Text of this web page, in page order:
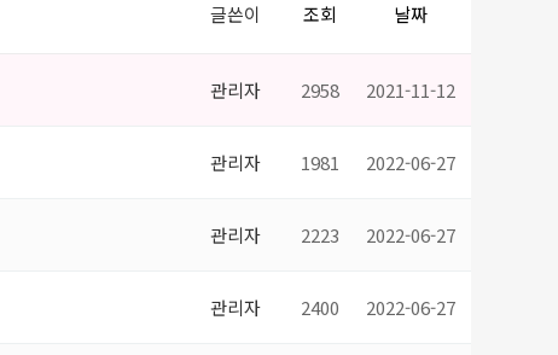
글쓴이 조회 날짜
관리자 2958 2021-11-12
관리자 1981 2022-06-27
관리자 2223 2022-06-27
관리자 2400 2022-06-27